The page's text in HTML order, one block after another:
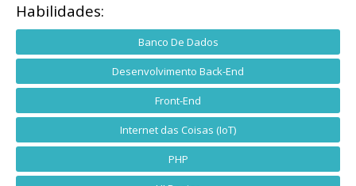
Habilidades:
Banco De Dados
Desenvolvimento Back-End
Front-End
Internet das Coisas (IoT)
PHP